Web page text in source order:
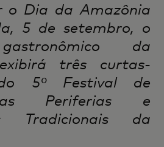
o Dia da Amazônia
5 de setembro, o
da
três curtas-
5º Festival de
Periferias e
Tradicionais da